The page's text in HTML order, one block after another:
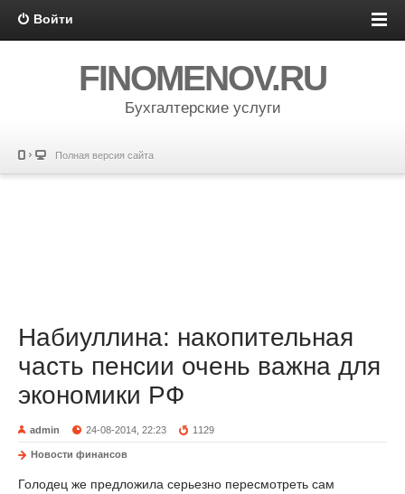
Войти
FINOMENOV.RU
Бухгалтерские услуги
Полная версия сайта
Набиуллина: накопительная
часть пенсии очень важна для
экономики РФ
admin 24-08-2014, 22:23 1129
Новости финансов
Голодец же предложила серьезно пересмотреть сам